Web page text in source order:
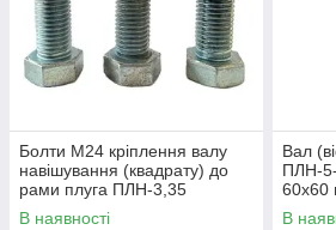
Болти М24 кріплення валу
навішування (квадрату) до
рами плуга ПЛН-3,35
комплект
В наявності
Вал
ПЛН-
60х60
В